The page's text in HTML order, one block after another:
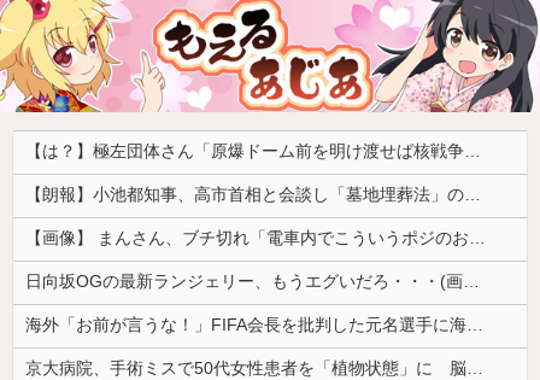
【は？】極左団体さん「原爆ドーム前を明け渡せば核戦争が始まる！」→ 観衆のマジレスが鋭すぎるとネットで話題に → ｗｗｗｗｗｗｗｗｗｗｗｗ
【朗報】小池都知事、高市首相と会談し「墓地埋葬法」の改正を要請 国と都が連携し民間への指導強化を進める方向で一致
【画像】 まんさん、ブチ切れ「電車内でこういうポジのおじ、ガチでイラネ」→
日向坂OGの最新ランジェリー、もうエグいだろ・・・(画像どーん)
海外「お前が言うな！」FIFA会長を批判した元名選手に海外から猛反発！（海外の反応）
京大病院、手術ミスで50代女性患者を「植物状態」に 脳腫瘍摘出手術で腫瘍の無い部位を摘出してしまう